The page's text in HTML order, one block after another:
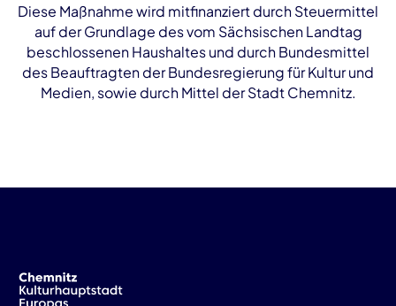
Diese Maßnahme wird mitfinanziert durch Steuermittel
auf der Grundlage des vom Sächsischen Landtag
beschlossenen Haushaltes und durch Bundesmittel
des Beauftragten der Bundesregierung für Kultur und
Medien, sowie durch Mittel der Stadt Chemnitz.